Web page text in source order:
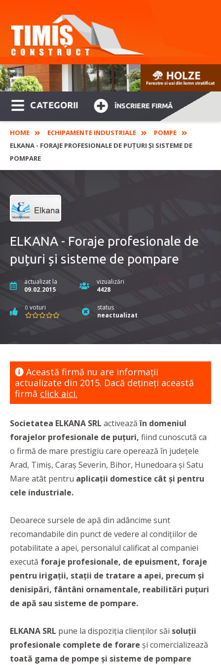
CATEGORII ÎNSCRIERE FIRMĂ
HOME ECHIPAMENTE INDUSTRIALE
POMPE
ELKANA - FORAJE PROFESIONALE DE PUȚURI ȘI SISTEME DE
POMPARE
ELKANA - Foraje profesionale de
puțuri și sisteme de pompare
actualizat la
09.02.2015
vizualizări
4428
0 voturi
status
neactualizat
Această firmă nu are informaţii
actualizate din 2015. Dacă dețineți această
firmă click aici.
Societatea ELKANA SRL activeazăîn domeniul
forajelor profesionale de puțuri, fiind cunoscută ca
o firmă de mare prestigiu care operează în județele
Arad, Timiș, Caraș Severin, Bihor, Hunedoara și Satu
Mare atât pentru aplicații domestice cât și pentru
cele industriale.
Deoarece sursele de apă din adâncime sunt
recomandabile din punct de vedere al condițiilor de
potabilitate a apei, personalul calificat al companiei
execută foraje profesionale, de epuisment, foraje
pentru irigații, stații de tratare a apei, precum și
denisipări, fântâni ornamentale, reabilitări puțuri
de apă sau sisteme de pompare.
ELKANA SRL pune la dispoziția clienților săi soluții
profesionale complete de forare și comercializează
toată gama de pompe și sisteme de pompare